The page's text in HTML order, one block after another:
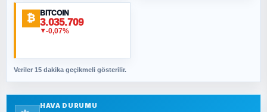
ORHAN KILIÇOĞLU
Fahişeye beyinli bir müstevli alçağına
SAVAŞ ŞAHİN
₿ BITCOIN
3.035.709
▼-0,07%
Veriler 15 dakika geçikmeli gösterilir.
HAVA DURUMU